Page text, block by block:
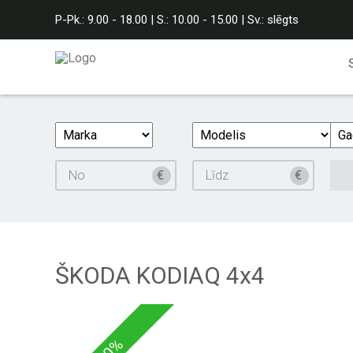
P-Pk.: 9.00 - 18.00 | S.: 10.00 - 15.00 | Sv.: slēgts
ŠKODA KODIAQ 4x4